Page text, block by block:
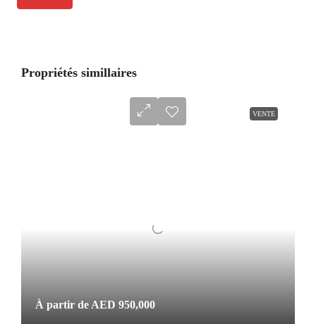
Propriétés simillaires
VENTE
À partir de AED 950,000